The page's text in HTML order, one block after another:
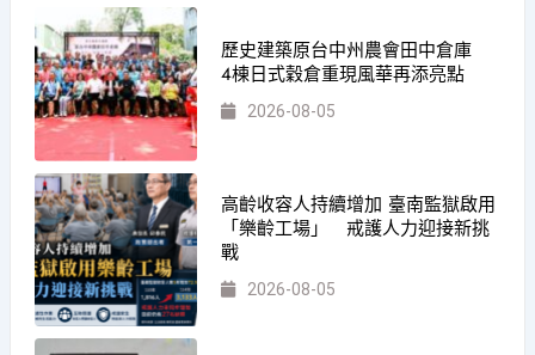
歷史建築原台中州農會田中倉庫
4棟日式穀倉重現風華再添亮點
2026-08-05
高齡收容人持續增加 臺南監獄啟用
「樂齡工場」 戒護人力迎接新挑
戰
2026-08-05